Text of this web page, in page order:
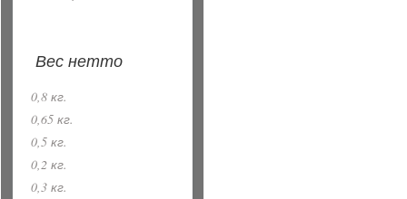
Вес нетто
0,8 кг.
0,65 кг.
0,5 кг.
0,2 кг.
0,3 кг.